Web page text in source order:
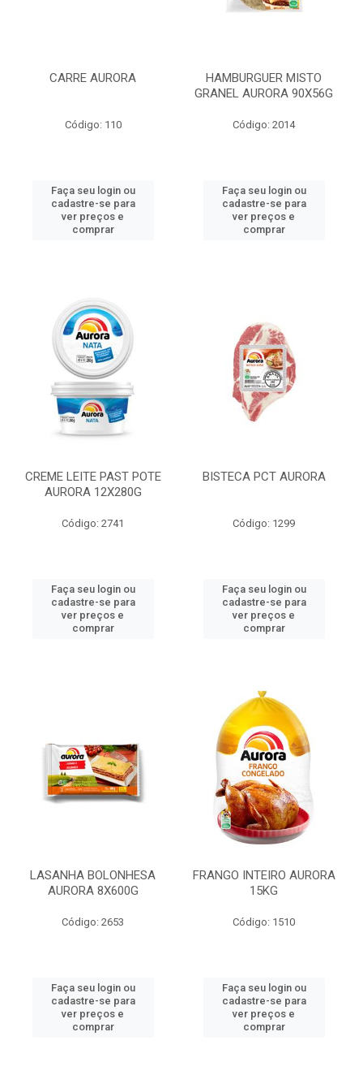
CARRE AURORA
Código: 110
Faça seu login ou
cadastre-se para
ver preços e
comprar
HAMBURGUER MISTO
GRANEL AURORA 90X56G
Código: 2014
Faça seu login ou
cadastre-se para
ver preços e
comprar
CREME LEITE PAST POTE
AURORA 12X280G
Código: 2741
Faça seu login ou
cadastre-se para
ver preços e
comprar
BISTECA PCT AURORA
Código: 1299
Faça seu login ou
cadastre-se para
ver preços e
comprar
LASANHA BOLONHESA
AURORA 8X600G
Código: 2653
Faça seu login ou
cadastre-se para
ver preços e
comprar
FRANGO INTEIRO AURORA
15KG
Código: 1510
Faça seu login ou
cadastre-se para
ver preços e
comprar